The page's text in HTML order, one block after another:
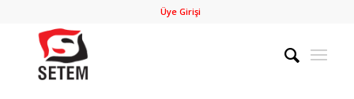
Üye Girişi